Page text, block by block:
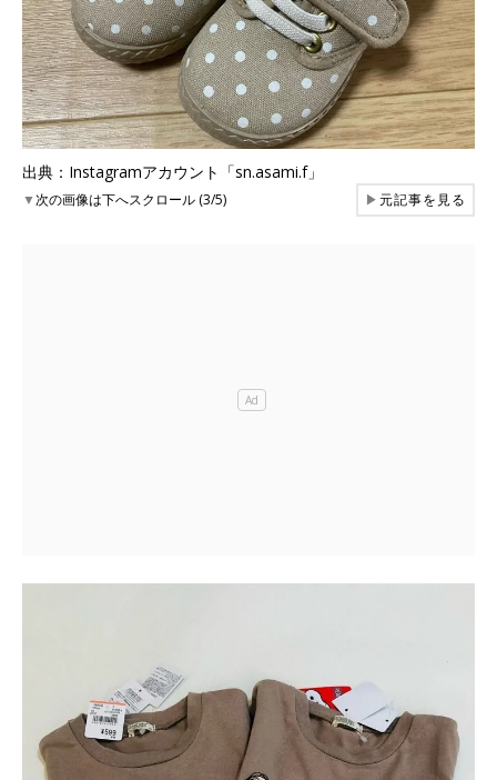
出典：Instagramアカウント「sn.asami.f」
▼次の画像は下へスクロール (3/5) ▶元記事を見る